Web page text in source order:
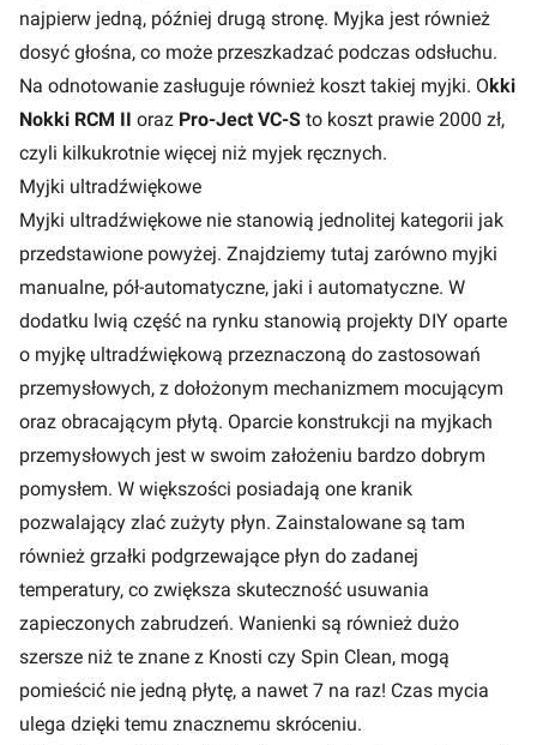
najpierw jedną, później drugą stronę. Myjka jest również
dosyć głośna, co może przeszkadzać podczas odsłuchu.
Na odnotowanie zasługuje również koszt takiej myjki. Okki
Nokki RCM II oraz Pro-Ject VC-S to koszt prawie 2000 zł,
czyli kilkukrotnie więcej niż myjek ręcznych.
Myjki ultradźwiękowe
Myjki ultradźwiękowe nie stanowią jednolitej kategorii jak
przedstawione powyżej. Znajdziemy tutaj zarówno myjki
manualne, pół-automatyczne, jaki i automatyczne. W
dodatku lwią część na rynku stanowią projekty DIY oparte
o myjkę ultradźwiękową przeznaczoną do zastosowań
przemysłowych, z dołożonym mechanizmem mocującym
oraz obracającym płytą. Oparcie konstrukcji na myjkach
przemysłowych jest w swoim założeniu bardzo dobrym
pomysłem. W większości posiadają one kranik
pozwalający zlać zużyty płyn. Zainstalowane są tam
również grzałki podgrzewające płyn do zadanej
temperatury, co zwiększa skuteczność usuwania
zapieczonych zabrudzeń. Wanienki są również dużo
szersze niż te znane z Knosti czy Spin Clean, mogą
pomieścić nie jedną płytę, a nawet 7 na raz! Czas mycia
ulega dzięki temu znacznemu skróceniu.